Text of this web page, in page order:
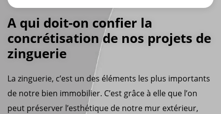
A qui doit-on confier la
concrétisation de nos projets de
zinguerie
La zinguerie, c’est un des éléments les plus importants
de notre bien immobilier. C’est grâce à elle que l’on
peut préserver l’esthétique de notre mur extérieur,